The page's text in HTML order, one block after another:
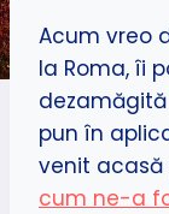
Acum vreo
la Roma, îi
pun în
venit acasă
cum ne-a